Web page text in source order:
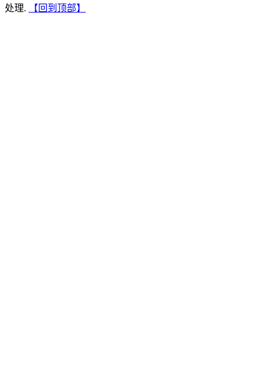
处理.
【回到顶部】